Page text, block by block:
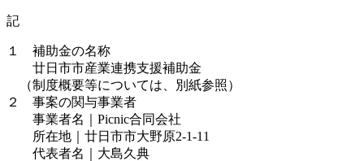
記
１ 補助金の名称
廿日市市産業連携支援補助金
（制度概要等については、別紙参照）
２ 事案の関与事業者
事業者名｜Picnic合同会社
所在地｜廿日市市大野原2-1-11
代表者名｜大島久典